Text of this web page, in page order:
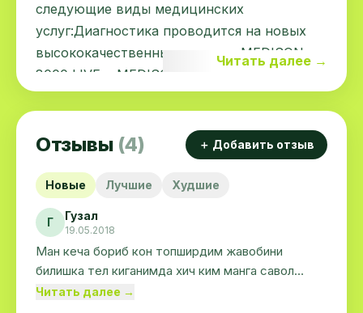
следующие виды медицинских
услуг:Диагностика проводится на новых
высококачественных сканерахMEDISON
8000 LIVE и MEDISON 8000 SE (Ю.Корея)•
УЗИ, допплер плода и исследование 3D/4D
с допплерографией• УЗИ беременности•
УЗИ трансвагинальное• Допплерография
маткиДуплексное УЗИ артерий и вен:· УЗИ
сердца (ЭХО КГ с допплером)· допплер
сосудов головы (транскраниальных
сосудов)· допплер сосудов шеи
(брахиоцефальных сосудов)· допплер
сосудов верхних конечностей· допплер
Читать далее →
Отзывы (4) ＋ Добавить отзыв
Новые Лучшие Худшие
Г Гузал
19.05.2018
Ман кеча бориб кон топширдим жавобини
билишка тел киганимда хич ким манга савол
жавоб килолмади душанба куни пафтор кон
Читать далее →